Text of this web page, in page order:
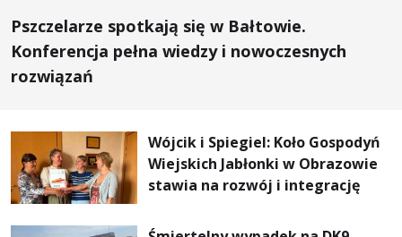
Pszczelarze spotkają się w Bałtowie.
Konferencja pełna wiedzy i nowoczesnych
rozwiązań
Wójcik i Spiegiel: Koło Gospodyń
Wiejskich Jabłonki w Obrazowie
stawia na rozwój i integrację